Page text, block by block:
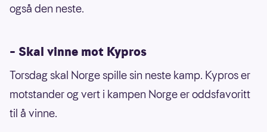
også den neste.
– Skal vinne mot Kypros
Torsdag skal Norge spille sin neste kamp. Kypros er
motstander og vert i kampen Norge er oddsfavoritt
til å vinne.